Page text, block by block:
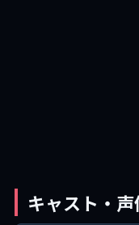
キャスト・